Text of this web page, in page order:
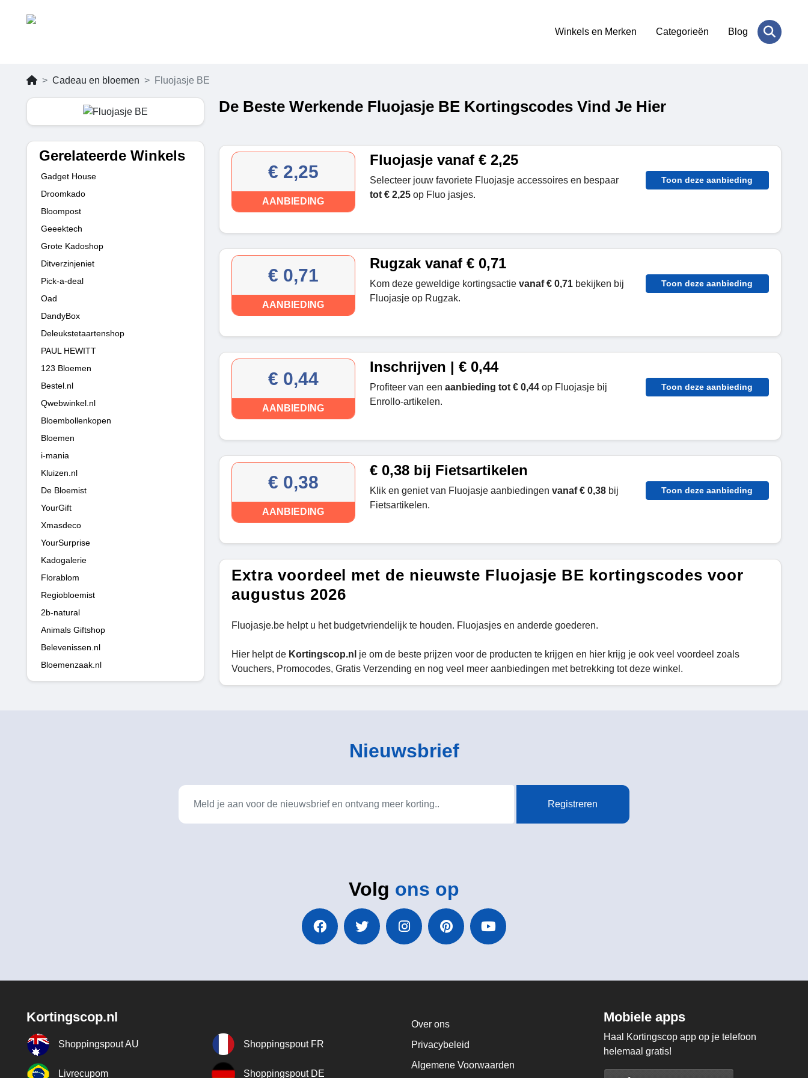
Winkels en Merken Categorieën Blog
Cadeau en bloemen Fluojasje BE
Gerelateerde Winkels
Gadget House
Droomkado
Bloompost
Geeektech
Grote Kadoshop
Ditverzinjeniet
Pick-a-deal
Oad
DandyBox
Deleukstetaartenshop
PAUL HEWITT
123 Bloemen
Bestel.nl
Qwebwinkel.nl
Bloembollenkopen
Bloemen
i-mania
Kluizen.nl
De Bloemist
YourGift
Xmasdeco
YourSurprise
Kadogalerie
Florablom
Regiobloemist
2b-natural
Animals Giftshop
Belevenissen.nl
Bloemenzaak.nl
De Beste Werkende Fluojasje BE Kortingscodes Vind Je Hier
€ 2,25
AANBIEDING
Fluojasje vanaf € 2,25
Selecteer jouw favoriete Fluojasje accessoires en bespaar
tot € 2,25op Fluo jasjes.
Toon deze aanbieding
€ 0,71
AANBIEDING
Rugzak vanaf € 0,71
Kom deze geweldige kortingsactie vanaf € 0,71 bekijken bij
Fluojasje op Rugzak.
Toon deze aanbieding
€ 0,44
AANBIEDING
Inschrijven | € 0,44
Profiteer van een aanbieding tot € 0,44 op Fluojasje bij
Enrollo-artikelen.
Toon deze aanbieding
€ 0,38
AANBIEDING
€ 0,38 bij Fietsartikelen
Klik en geniet van Fluojasje aanbiedingen vanaf € 0,38 bij
Fietsartikelen.
Toon deze aanbieding
Extra voordeel met de nieuwste Fluojasje BE kortingscodes voor
augustus 2026
Fluojasje.be helpt u het budgetvriendelijk te houden. Fluojasjes en anderde goederen.
Hier helpt de Kortingscop.nl je om de beste prijzen voor de producten te krijgen en hier krijg je ook veel voordeel zoals
Vouchers, Promocodes, Gratis Verzending en nog veel meer aanbiedingen met betrekking tot deze winkel.
Nieuwsbrief
Registreren
Volg ons op
Kortingscop.nl
Shoppingspout AU Shoppingspout FR
Livrecupom Shoppingspout DE
Over ons
Privacybeleid
Algemene Voorwaarden
Mobiele apps
Haal Kortingscop app op je telefoon
helemaal gratis!